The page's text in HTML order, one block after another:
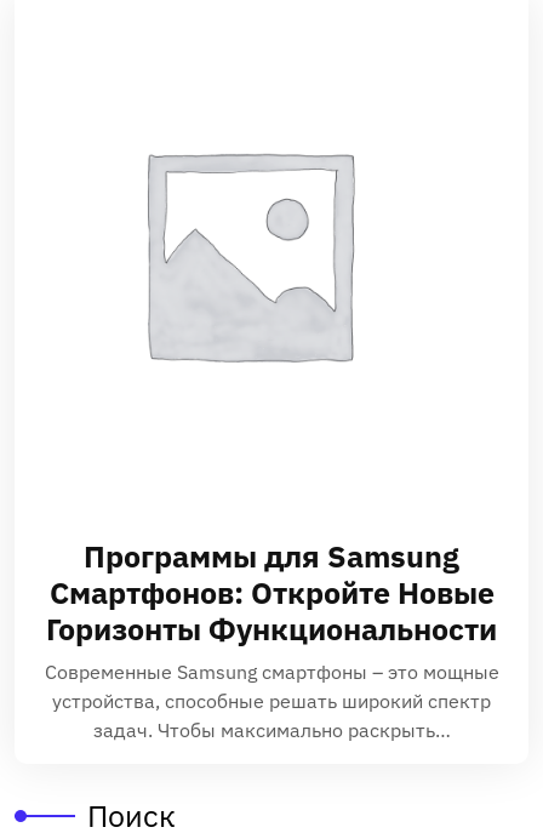
Программы для Samsung
Смартфонов: Откройте Новые
Горизонты Функциональности
Современные Samsung смартфоны – это мощные
устройства, способные решать широкий спектр
задач. Чтобы максимально раскрыть…
Поиск